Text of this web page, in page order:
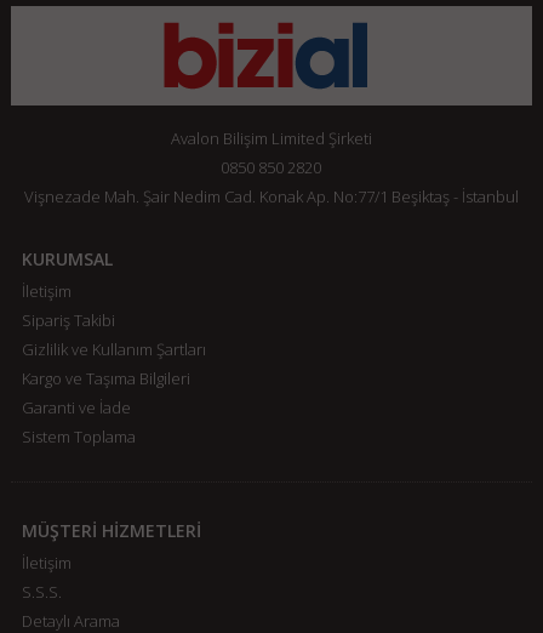
Avalon Bilişim Limited Şirketi
0850 850 2820
Vişnezade Mah. Şair Nedim Cad. Konak Ap. No:77/1 Beşiktaş - İstanbul
KURUMSAL
İletişim
Sipariş Takibi
Gizlilik ve Kullanım Şartları
Kargo ve Taşıma Bilgileri
Garanti ve İade
Sistem Toplama
MÜŞTERİ HİZMETLERİ
İletişim
S.S.S.
Detaylı Arama